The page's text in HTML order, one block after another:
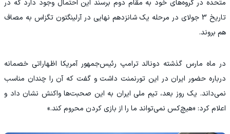
متحده در گروه‌های خود به مقام دوم برسند این احتمال وجود دارد که در
تاریخ 3 جولای در مرحله یک شانزدهم نهایی در آرلینگتون تگزاس به مصاف
هم بروند.
‫در ماه مارس گذشته دونالد ترامپ رئیس‌جمهور آمریکا اظهاراتی خصمانه
درباره حضور ایران در این تورنمنت داشت و گفت که آن را چندان مناسب
نمی‌داند. یک روز بعد، تیم ملی ایران به این صحبت‌ها واکنش نشان داد و
اعلام کرد: «هیچ‌کس نمی‌تواند ما را از بازی کردن محروم کند.»